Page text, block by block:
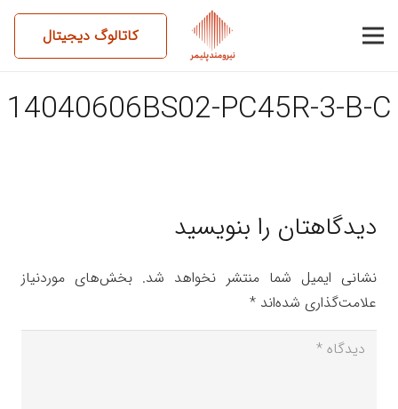
کاتالوگ دیجیتال
14040606BS02-PC45R-3-B-C
دیدگاهتان را بنویسید
نشانی ایمیل شما منتشر نخواهد شد. بخش‌های موردنیاز
علامت‌گذاری شده‌اند *